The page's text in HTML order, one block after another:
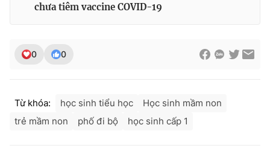
chưa tiêm vaccine COVID-19
0 0
Từ khóa: học sinh tiểu học
Học sinh mầm non
trẻ mầm non
phố đi bộ học sinh cấp 1